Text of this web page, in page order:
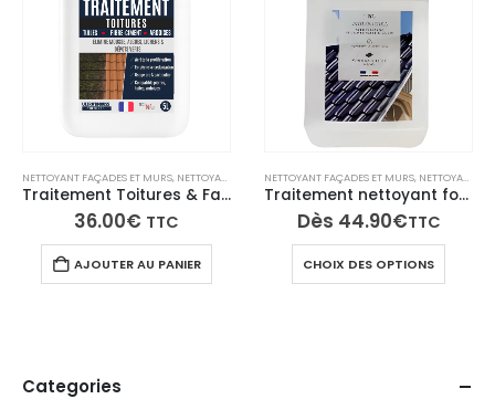
NETTOYANT FAÇADES ET MURS, NETTOYANTS TOITURE ET ANTI-MOUSSE ,TECH N'FAST
Traitement Toitures & Façades – ULTRA’DMOUSS Anti-mousse longue durée
36.00€ TTC
AJOUTER AU PANIER
NETTOYANT FAÇADES ET MURS, NETTOYANTS TOITURE ET ANTI-MOUSSE
Traitement nettoyant fongicide toiture façade – Formule concentrée FastiDmouss
Dès 44.90€TTC
CHOIX DES OPTIONS
Categories